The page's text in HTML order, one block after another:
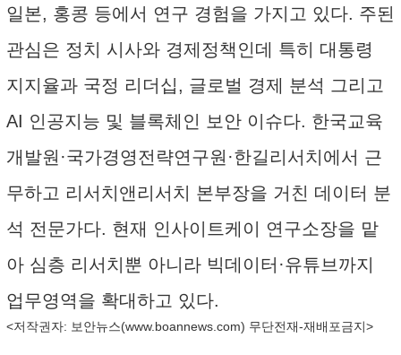
일본, 홍콩 등에서 연구 경험을 가지고 있다. 주된
관심은 정치 시사와 경제정책인데 특히 대통령
지지율과 국정 리더십, 글로벌 경제 분석 그리고
AI 인공지능 및 블록체인 보안 이슈다. 한국교육
개발원·국가경영전략연구원·한길리서치에서 근
무하고 리서치앤리서치 본부장을 거친 데이터 분
석 전문가다. 현재 인사이트케이 연구소장을 맡
아 심층 리서치뿐 아니라 빅데이터·유튜브까지
업무영역을 확대하고 있다.
<저작권자: 보안뉴스(www.boannews.com) 무단전재-재배포금지>